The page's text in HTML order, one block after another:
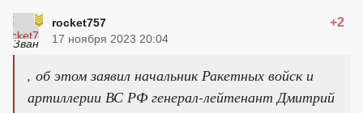
rocket757 +2
17 ноября 2023 20:04
, об этом заявил начальник Ракетных войск и
артиллерии ВС РФ генерал-лейтенант Дмитрий